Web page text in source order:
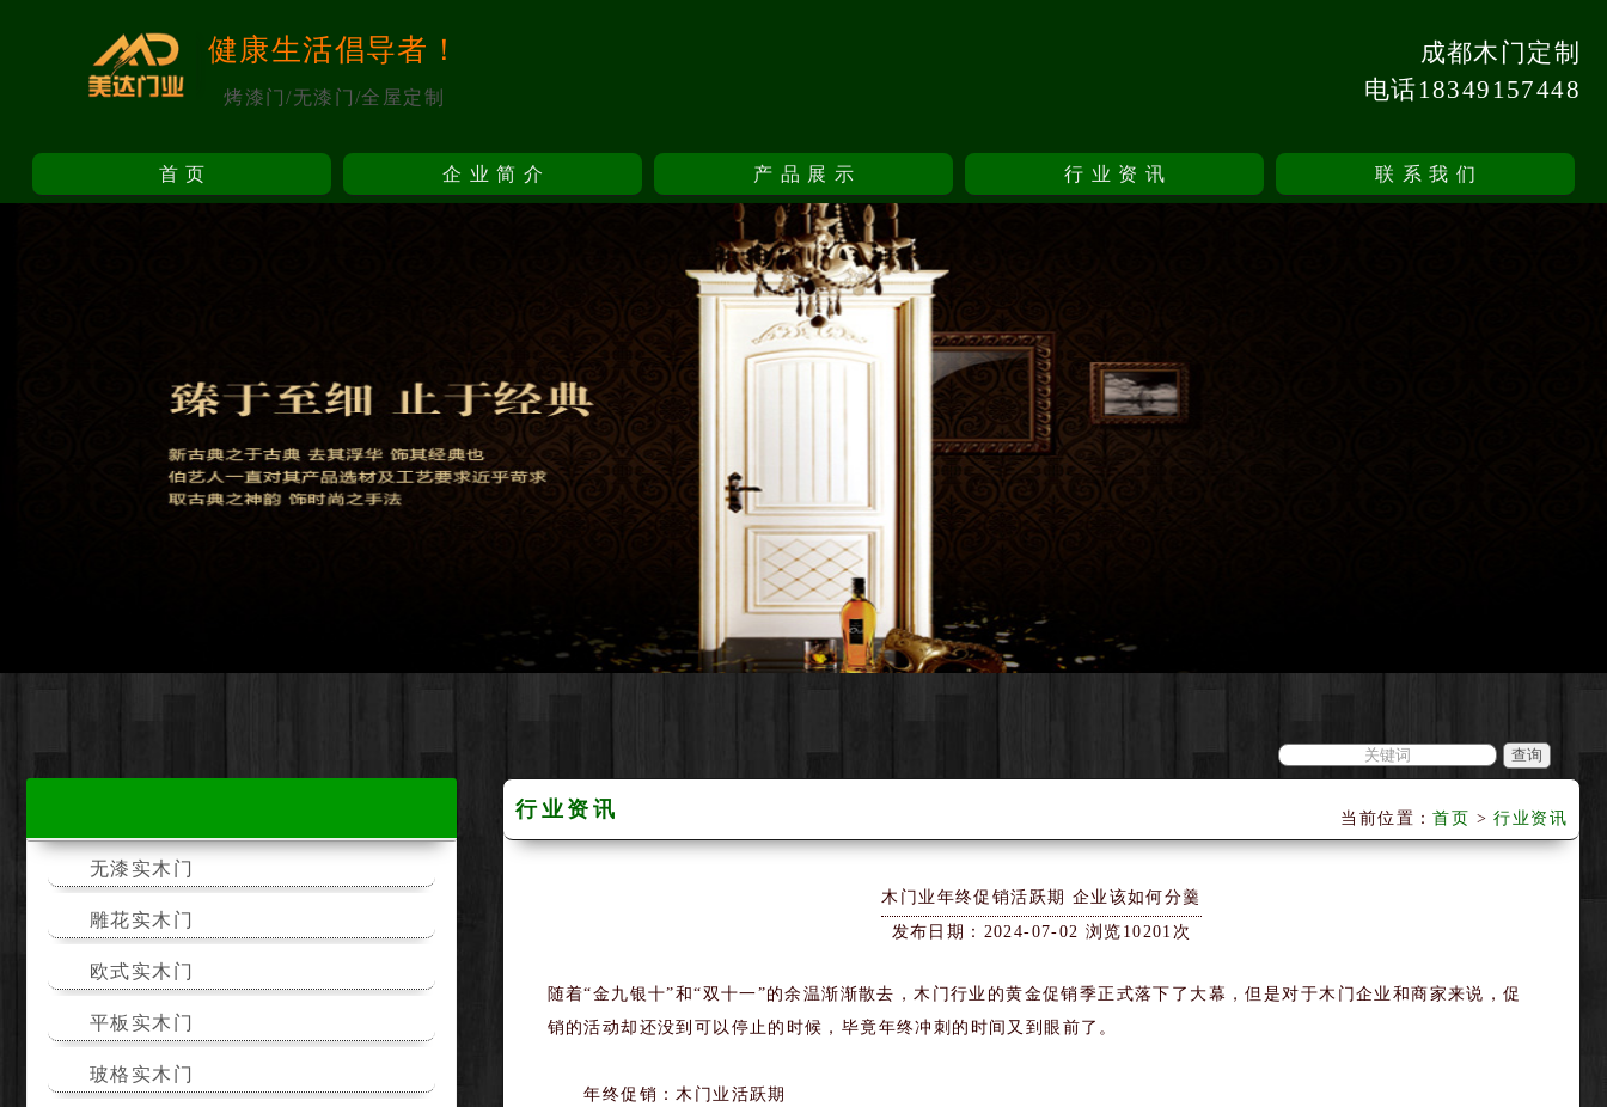
健康生活倡导者！
烤漆门/无漆门/全屋定制
成都木门定制
电话18349157448
首页 企业简介 产品展示 行业资讯 联系我们
无漆实木门
雕花实木门
欧式实木门
平板实木门
玻格实木门
行业资讯 当前位置：首页 >行业资讯
木门业年终促销活跃期 企业该如何分羹
发布日期：2024-07-02 浏览10201次
随着“金九银十”和“双十一”的余温渐渐散去，木门行业的黄金促销季正式落下了大幕，但是对于木门企业和商家来说，促
销的活动却还没到可以停止的时候，毕竟年终冲刺的时间又到眼前了。
年终促销：木门业活跃期